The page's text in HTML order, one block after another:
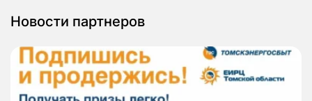
Новости партнеров